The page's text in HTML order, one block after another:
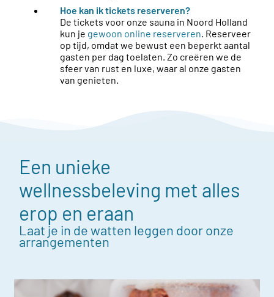
Hoe kan ik tickets reserveren?
De tickets voor onze sauna in Noord Holland
kun je gewoon online reserveren. Reserveer
op tijd, omdat we bewust een beperkt aantal
gasten per dag toelaten. Zo creëren we de
sfeer van rust en luxe, waar al onze gasten
van genieten.
Een unieke
wellnessbeleving met alles
erop en eraan
Laat je in de watten leggen door onze
arrangementen